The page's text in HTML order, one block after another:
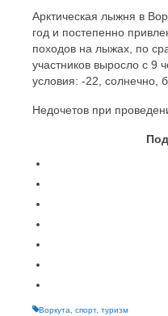
Арктическая лыжня в
год и постепенно
походов на лыжах, по
участников выросло с 9
условия: -22, солнечно,
Недочетов при
Воркута, спорт, туризм